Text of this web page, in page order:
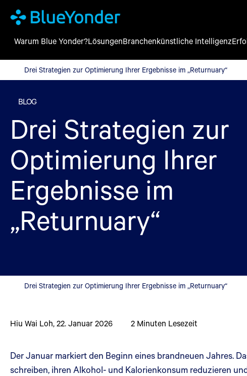
Drei Strategien zur Optimierung Ihrer Ergebnisse im „Returnuary“
Warum Blue Yonder?LösungenBranchenkünstliche Intelligenz
Drei Strategien zur Optimierung Ihrer Ergebnisse im „Returnuary“
BLOG
Drei Strategien zur
Optimierung Ihrer
Ergebnisse im
„Returnuary“
Drei Strategien zur Optimierung Ihrer Ergebnisse im „Returnuary“
Hiu Wai Loh,22. Januar 2026 2 Minuten Lesezeit
Der Januar markiert den Beginn eines brandneuen Jahres.
schreiben, ihren Alkohol- und Kalorienkonsum reduzieren